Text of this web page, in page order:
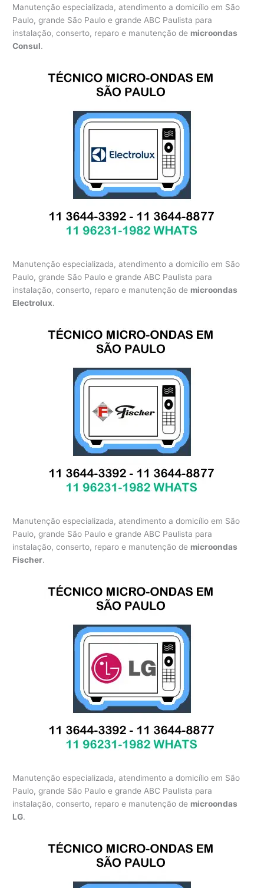
Manutenção especializada, atendimento a domicílio em São
Paulo, grande São Paulo e grande ABC Paulista para
instalação, conserto, reparo e manutenção de microondas
Consul.
Manutenção especializada, atendimento a domicílio em São
Paulo, grande São Paulo e grande ABC Paulista para
instalação, conserto, reparo e manutenção de microondas
Electrolux.
Manutenção especializada, atendimento a domicílio em São
Paulo, grande São Paulo e grande ABC Paulista para
instalação, conserto, reparo e manutenção de microondas
Fischer.
Manutenção especializada, atendimento a domicílio em São
Paulo, grande São Paulo e grande ABC Paulista para
instalação, conserto, reparo e manutenção de microondas
LG.